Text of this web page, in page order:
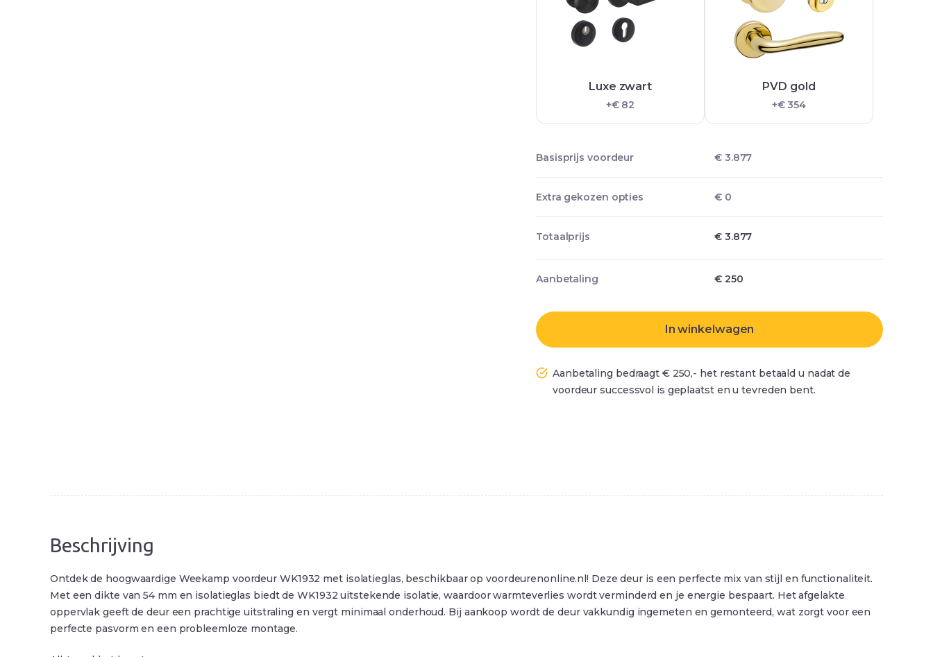
Luxe zwart
+€ 82
PVD gold
+€ 354
Basisprijs voordeur € 3.877
Extra gekozen opties € 0
Totaalprijs € 3.877
Aanbetaling €250
In winkelwagen
Aanbetaling bedraagt € 250,- het restant betaald u nadat de
voordeur successvol is geplaatst en u tevreden bent.
Beschrijving
Ontdek de hoogwaardige Weekamp voordeur WK1932 met isolatieglas, beschikbaar op voordeurenonline.nl! Deze deur is een perfecte mix van stijl en functionaliteit.
Met een dikte van 54 mm en isolatieglas biedt de WK1932 uitstekende isolatie, waardoor warmteverlies wordt verminderd en je energie bespaart. Het afgelakte
oppervlak geeft de deur een prachtige uitstraling en vergt minimaal onderhoud. Bij aankoop wordt de deur vakkundig ingemeten en gemonteerd, wat zorgt voor een
perfecte pasvorm en een probleemloze montage.